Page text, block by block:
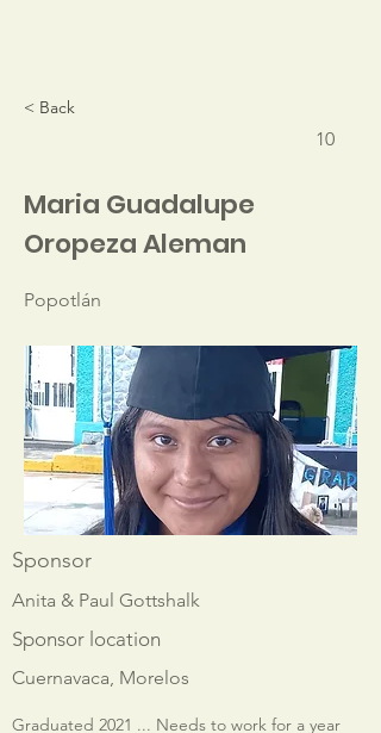
< Back
10
Maria Guadalupe
Oropeza Aleman
Popotlán
Sponsor
Anita & Paul Gottshalk
Sponsor location
Cuernavaca, Morelos
Graduated 2021 ... Needs to work for a year